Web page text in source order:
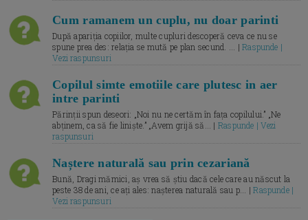
Cum ramanem un cuplu, nu doar parinti
După apariția copiilor, multe cupluri descoperă ceva ce nu se
spune prea des: relația se mută pe plan secund. ... |Raspunde |
Vezi raspunsuri
Copilul simte emotiile care plutesc in aer
intre parinti
Părinții spun deseori: „Noi nu ne certăm în fața copilului.” „Ne
abținem, ca să fie liniște.” „Avem grijă să... | Raspunde | Vezi
raspunsuri
Naștere naturală sau prin cezariană
Bună, Dragi mămici, aș vrea să știu dacă cele care au născut la
peste 38 de ani, ce ați ales: nașterea naturală sau p... |Raspunde |
Vezi raspunsuri